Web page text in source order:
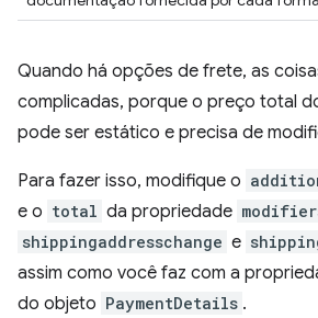
Quando há opções de frete, as
complicadas, porque o preço total
pode ser estático e precisa de
Para fazer isso, modifique o
e o total da propriedade
shippingaddresschange e
assim como você faz com a
do objeto PaymentDetails .